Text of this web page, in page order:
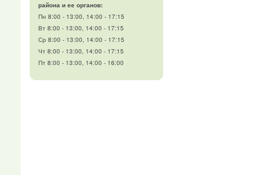
района и ее органов:
Пн 8:00 - 13:00, 14:00 - 17:15
Вт 8:00 - 13:00, 14:00 - 17:15
Ср 8:00 - 13:00, 14:00 - 17:15
Чт 8:00 - 13:00, 14:00 - 17:15
Пт 8:00 - 13:00, 14:00 - 16:00